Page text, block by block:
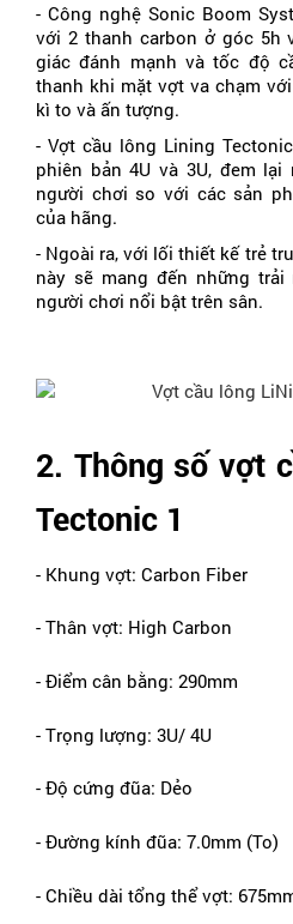
- Công nghệ Sonic Boom
với 2 thanh carbon ở góc 5h
giác đánh mạnh và tốc độ
thanh khi mặt vợt va chạm
kì to và ấn tượng.
- Vợt cầu lông Lining
phiên bản 4U và 3U, đem
người chơi so với các sản
của hãng.
- Ngoài ra, với lối thiết kế trẻ
này sẽ mang đến những
người chơi nổi bật trên sân.
2. Thông số vợt
Tectonic 1
- Khung vợt: Carbon Fiber
- Thân vợt: High Carbon
- Điểm cân bằng: 290mm
- Trọng lượng: 3U/ 4U
- Độ cứng đũa: Dẻo
- Đường kính đũa: 7.0mm (To)
- Chiều dài tổng thể vợt: